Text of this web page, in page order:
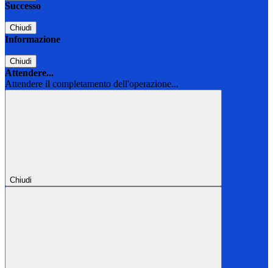
Successo
Chiudi
Informazione
Chiudi
Attendere...
Attendere il completamento dell'operazione...
Chiudi